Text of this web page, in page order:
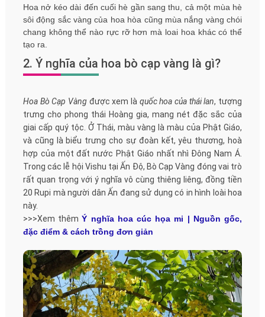
Hoa nở kéo dài đến cuối hè gần sang thu, cả một mùa hè
sôi động sắc vàng của hoa hòa cũng mùa nắng vàng chói
chang không thể nào rực rỡ hơn mà loai hoa khác có thể
tạo ra.
2. Ý nghĩa của hoa bò cạp vàng là gì?
Hoa Bò Cạp Vàngđược xem là quốc hoa của thái lan, tượng
trưng cho phong thái Hoàng gia, mang nét đặc sắc của
giai cấp quý tộc. Ở Thái, màu vàng là màu của Phật Giáo,
và cũng là biểu trưng cho sự đoàn kết, yêu thương, hoà
hợp của một đất nước Phật Giáo nhất nhì Đông Nam Á.
Trong các lễ hội Vishu tại Ấn Độ, Bò Cạp Vàng đóng vai trò
rất quan trọng với ý nghĩa vô cùng thiêng liêng, đồng tiền
20 Rupi mà người dân Ấn đang sử dụng có in hình loài hoa
này.
>>>Xem thêmÝ nghĩa hoa cúc họa mi | Nguồn gốc,
đặc điểm & cách trồng đơn giản